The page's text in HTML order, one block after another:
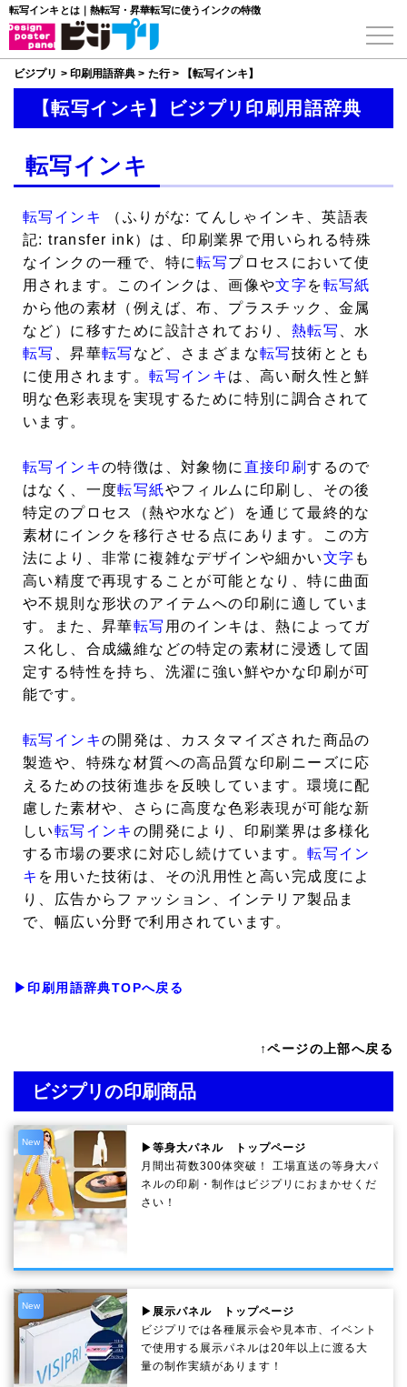
転写インキとは｜熱転写・昇華転写に使うインクの特徴
ビジプリ > 印刷用語辞典 > た行> 【転写インキ】
【転写インキ】ビジプリ印刷用語辞典
転写インキ
転写インキ
（ふりがな: てんしゃインキ、英語表
記: transfer ink）は、印刷業界で用いられる特殊
なインクの一種で、特に転写プロセスにおいて使
用されます。このインクは、画像や文字を転写紙
から他の素材（例えば、布、プラスチック、金属
など）に移すために設計されており、 熱転写
、水
転写
、昇華転写 など、さまざまな転写技術ととも
に使用されます。転写インキ は、高い耐久性と鮮
明な色彩表現を実現するために特別に調合されて
います。
転写インキの特徴は、対象物に 直接印刷するので
はなく、一度転写紙やフィルムに印刷し、その後
特定のプロセス（熱や水など）を通じて最終的な
素材にインクを移行させる点にあります。この方
法により、非常に複雑なデザインや細かい文字 も
高い精度で再現することが可能となり、特に曲面
や不規則な形状のアイテムへの印刷に適していま
す。また、昇華転写 用のインキは、熱によってガ
ス化し、合成繊維などの特定の素材に浸透して固
定する特性を持ち、洗濯に強い鮮やかな印刷が可
能です。
転写インキの開発は、カスタマイズされた商品の
製造や、特殊な材質への高品質な印刷ニーズに応
えるための技術進歩を反映しています。環境に配
慮した素材や、さらに高度な色彩表現が可能な新
しい転写インキ の開発により、印刷業界は多様化
する市場の要求に対応し続けています。転写イン
キ を用いた技術は、その汎用性と高い完成度によ
り、広告からファッション、インテリア製品ま
で、幅広い分野で利用されています。
▶印刷用語辞典TOPへ戻る
↑ページの上部へ戻る
ビジプリの印刷商品
New
▶等身大パネル トップページ
月間出荷数300体突破！ 工場直送の等身大パ
ネルの印刷・制作は ビジプリ におまかせくだ
さい！
New
▶展示パネル トップページ
ビジプリでは各種展示会や見本市、イベント
で使用する展示パネルは20年以上に渡る大
量の制作実績があります！